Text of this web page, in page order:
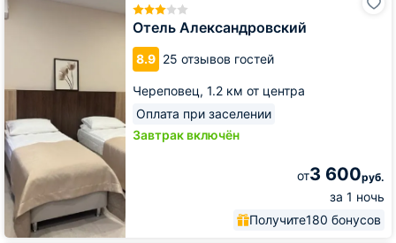
Отель Александровский
8.9 25 отзывов гостей
Череповец, 1.2 км от центра
Оплата при заселении
Завтрак включён
от3 600руб.
за 1 ночь
Получите180 бонусов
Александровский